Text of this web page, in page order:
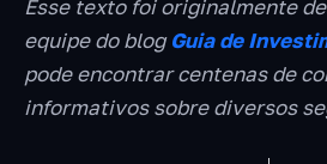
Esse texto foi originalmente
equipe do blogGuia de
pode encontrar centenas de
informativos sobre diversos